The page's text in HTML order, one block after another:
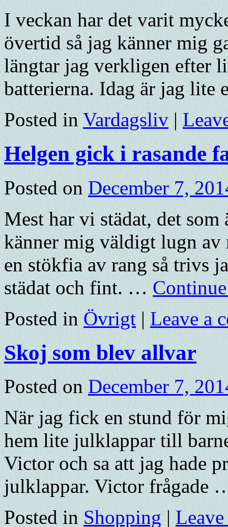
I veckan har det varit
övertid så jag känner mig
längtar jag verkligen efter
batterierna. Idag är jag
Posted in Vardagsliv |
Helgen gick i rasande
Posted on December 7,
Mest har vi städat, det
känner mig väldigt lugn av
en stökfia av rang så trivs
städat och fint. …
Posted in Övrigt | Leave a
Skoj som blev allvar
Posted on December 7,
När jag fick en stund för
hem lite julklappar till
Victor och sa att jag hade
julklappar. Victor frågade
Posted in Shopping |